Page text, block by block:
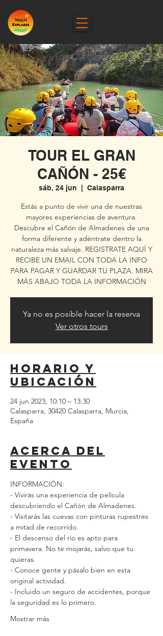
TOUR EL GRAN
CAÑÓN - 25€
sáb, 24 jun Calasparra
Estás a punto de vivir una de nuestras
mayores experiencias de aventura.
Descubre el Cañón de Almadenes de una
forma diferente y adéntrate dentro la
naturaleza más salvaje. REGISTRATE AQUÍ Y
RECIBE UN EMAIL CON TODA LA INFO
PARA PAGAR Y GUARDAR TU PLAZA. MIRA
MÁS ABAJO TODA LA INFORMACIÓN
Ya no es posible hacer la reserva
Ver otros tours
Horario y
ubicación
24 jun 2023, 10:10 – 13:30
Calasparra, 30420 Calasparra, Murcia,
España
Acerca del
evento
INFORMACIÓN:
- Vivirás una experiencia de película
descubriendo el Cañón de Almadenes.
- Visitarás las cuevas con pinturas rupestres
a mitad de recorrido.
- El descenso del río es apto para
primavera. No te mojarás, salvo que tu
quieras.
- Conoce gente y pásalo bien en esta
original actividad.
- Incluido un seguro de accidentes, porque
la seguridad es lo primero.
Mostrar más